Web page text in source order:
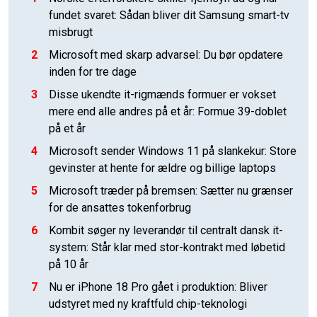
fundet svaret: Sådan bliver dit Samsung smart-tv
misbrugt
2
Microsoft med skarp advarsel: Du bør opdatere
inden for tre dage
3
Disse ukendte it-rigmænds formuer er vokset
mere end alle andres på et år: Formue 39-doblet
på et år
4
Microsoft sender Windows 11 på slankekur: Store
gevinster at hente for ældre og billige laptops
5
Microsoft træder på bremsen: Sætter nu grænser
for de ansattes tokenforbrug
6
Kombit søger ny leverandør til centralt dansk it-
system: Står klar med stor-kontrakt med løbetid
på 10 år
7
Nu er iPhone 18 Pro gået i produktion: Bliver
udstyret med ny kraftfuld chip-teknologi